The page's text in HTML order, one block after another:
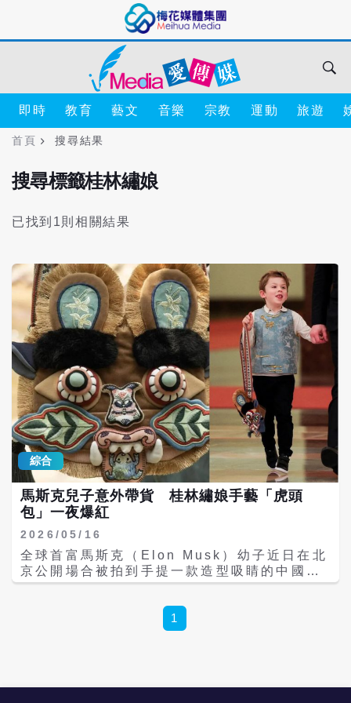
即時 教育 藝文 音樂 宗教 運動 旅遊
首頁 搜尋結果
搜尋標籤桂林繡娘
已找到1則相關結果
綜合
馬斯克兒子意外帶貨 桂林繡娘手藝「虎頭
包」一夜爆紅
2026/05/16
全球首富馬斯克（Elon Musk）幼子近日在北
京公開場合被拍到手提一款造型吸睛的中國風
虎頭包，意外讓這款原本深耕觀光文創市場的
牌「芽小七手創」的刺繡虎頭包，在社群平台
瘋傳後迅速登上熱搜，不僅掀起海內外搶購
1